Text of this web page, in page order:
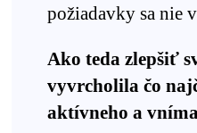
požiadavky sa nie
Ako teda zlepšiť
vyvrcholila čo
aktívneho a